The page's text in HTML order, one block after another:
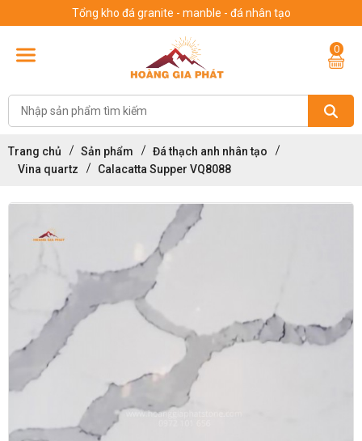
Tổng kho đá granite - manble - đá nhân tạo
0
Trang chủ Sản phẩm
Đá thạch anh nhân tạo
Vina quartz
Calacatta Supper VQ8088